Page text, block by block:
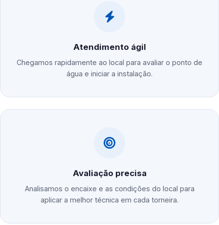
Atendimento ágil
Chegamos rapidamente ao local para avaliar o ponto de
água e iniciar a instalação.
Avaliação precisa
Analisamos o encaixe e as condições do local para
aplicar a melhor técnica em cada torneira.